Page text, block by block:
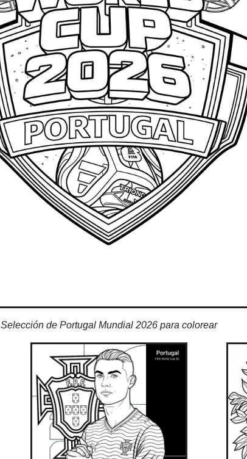
Selección de Portugal Mundial 2026 para colorear